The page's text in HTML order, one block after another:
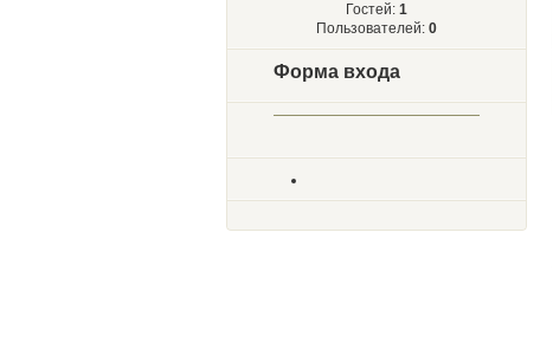
Гостей: 1
Пользователей: 0
Форма входа